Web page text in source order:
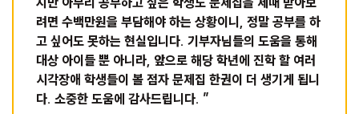
려면 수백만원을 부담해야 하는 상황이니, 정말 공부를 하
고 싶어도 못하는 현실입니다. 기부자님들의 도움을 통해
대상 아이들 뿐 아니라, 앞으로 해당 학년에 진학 할 여러
시각장애 학생들이 볼 점자 문제집 한권이 더 생기게 됩니
다. 소중한 도움에 감사드립니다. ”